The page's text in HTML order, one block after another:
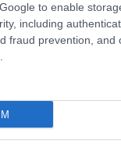
to enable
including
fraud prevention, and
στα
που
υπόθεση της
σχέδιο